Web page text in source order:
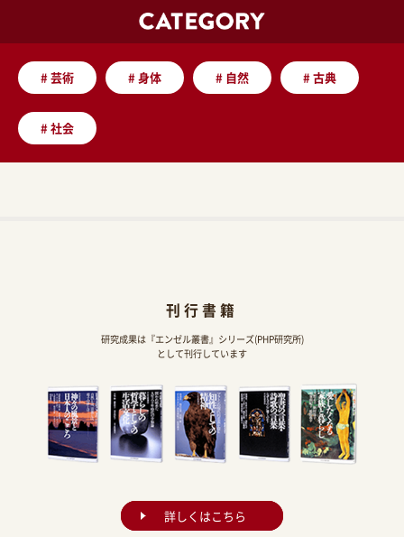
#芸術 #身体 # 自然 #古典
#社会
刊行書籍
研究成果は『エンゼル叢書』シリーズ(PHP研究所)
として刊行しています
詳しくはこちら